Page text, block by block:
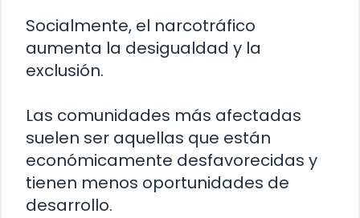
Socialmente, el narcotráfico
aumenta la desigualdad y la
exclusión.
Las comunidades más afectadas
suelen ser aquellas que están
económicamente desfavorecidas y
tienen menos oportunidades de
desarrollo.